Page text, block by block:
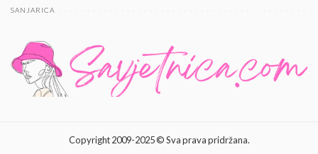
SANJARICA
Copyright 2009-2025 © Sva prava pridržana.